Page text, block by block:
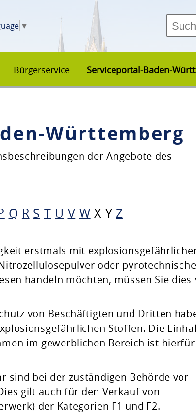
▼
Bürgerservice Serviceportal-Baden-
Württemberg
der Angebote des
Q R S T U V W X Y Z
erstmals mit
oder
handeln möchten, müssen Sie dies
von Beschäftigten und Dritten
Stoffen. Die
im gewerblichen Bereich ist
sind bei der zuständigen Behörde vor
gilt auch für den Verkauf von
der Kategorien F1 und F2.